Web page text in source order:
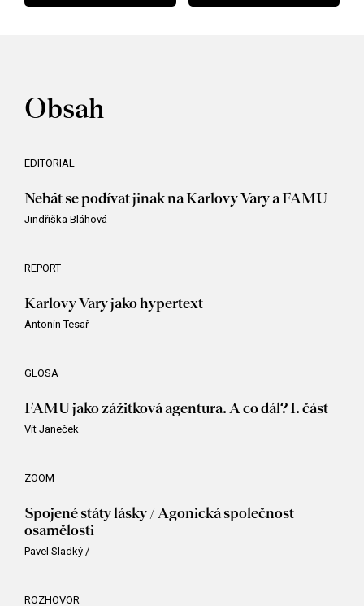
Obsah
EDITORIAL
Nebát se podívat jinak na Karlovy Vary a FAMU
Jindřiška Bláhová
REPORT
Karlovy Vary jako hypertext
Antonín Tesař
GLOSA
FAMU jako zážitková agentura. A co dál? I. část
Vít Janeček
ZOOM
Spojené státy lásky / Agonická společnost
osamělosti
Pavel Sladký /
ROZHOVOR